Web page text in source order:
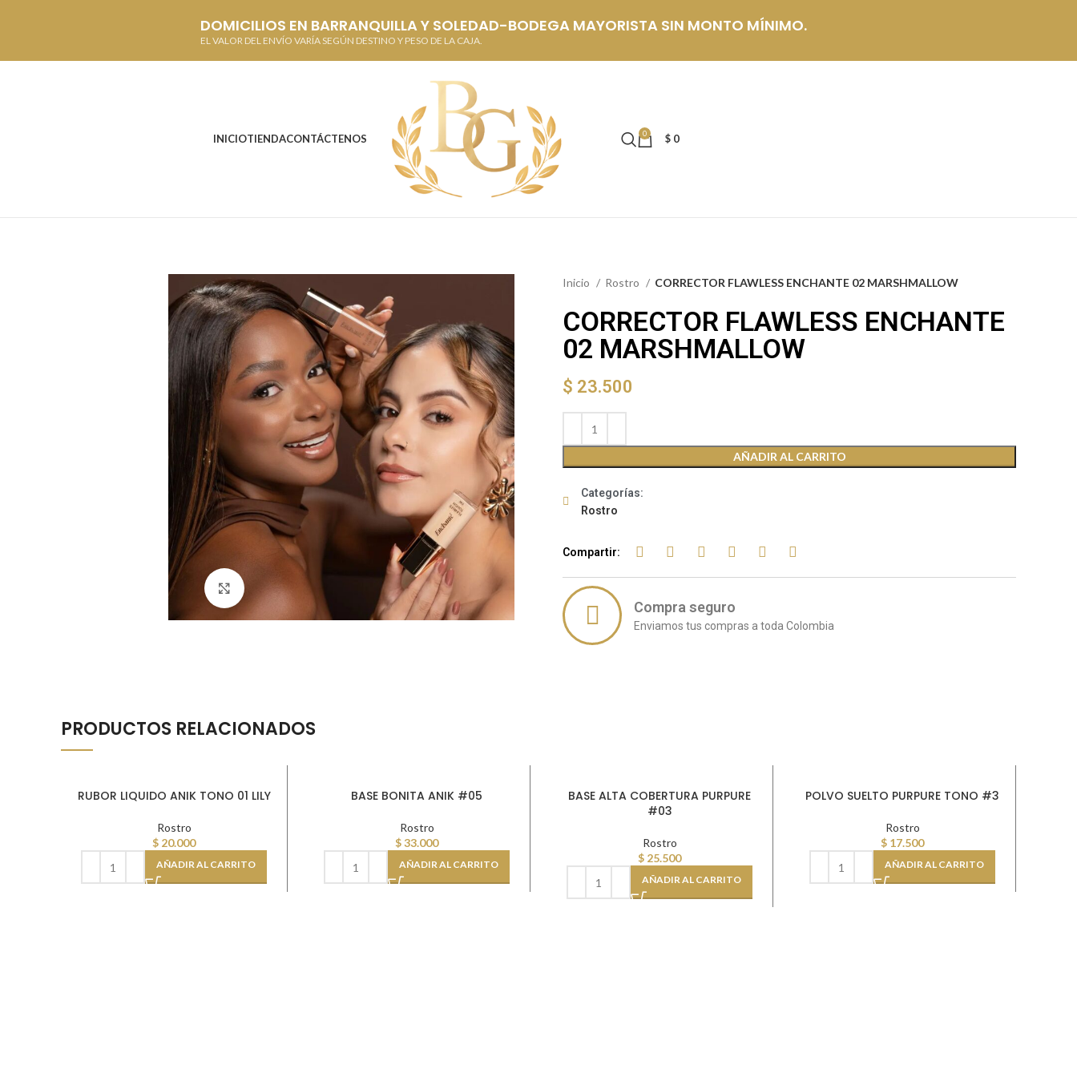
DOMICILIOS EN BARRANQUILLA Y SOLEDAD-BODEGA MAYORISTA SIN MONTO MÍNIMO.
EL VALOR DEL ENVÍO VARÍA SEGÚN DESTINO Y PESO DE LA CAJA.
INICIOTIENDACONTÁCTENOS 0 $0
Click to enlarge
Inicio Rostro CORRECTOR FLAWLESS ENCHANTE 02 MARSHMALLOW
CORRECTOR FLAWLESS ENCHANTE
02 MARSHMALLOW
$ 23.500
AÑADIR AL CARRITO
Categorías:
Rostro
Compartir:
Compra seguro
Enviamos tus compras a toda Colombia
PRODUCTOS RELACIONADOS
RUBOR LIQUIDO ANIK TONO 01 LILY
Rostro
$ 20.000
AÑADIR AL CARRITO
BASE BONITA ANIK #05
Rostro
$33.000
AÑADIR AL CARRITO
BASE ALTA COBERTURA PURPURE
#03
Rostro
$ 25.500
AÑADIR AL CARRITO
POLVO SUELTO PURPURE TONO #3
Rostro
$ 17.500
AÑADIR AL CARRITO